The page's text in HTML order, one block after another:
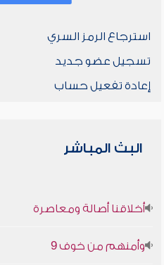
استرجاع الرمز السري
تسجيل عضو جديد
إعادة تفعيل حساب
البث المباشر
أخلاقنا أصالة ومعاصرة
وأمنهم من خوف 9